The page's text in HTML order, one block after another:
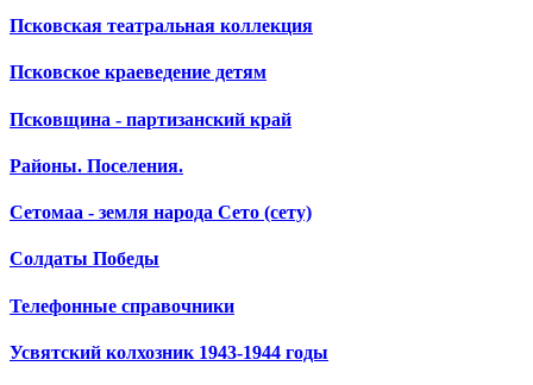
Псковская театральная коллекция
Псковское краеведение детям
Псковщина - партизанский край
Районы. Поселения.
Сетомаа - земля народа Сето (сету)
Солдаты Победы
Телефонные справочники
Усвятский колхозник 1943-1944 годы